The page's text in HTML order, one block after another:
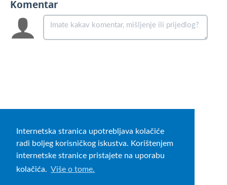
Internetska stranica upotrebljava kolačiće
radi boljeg korisničkog iskustva. Korištenjem
internetske stranice pristajete na uporabu
kolačića. Više o tome.
Komentar